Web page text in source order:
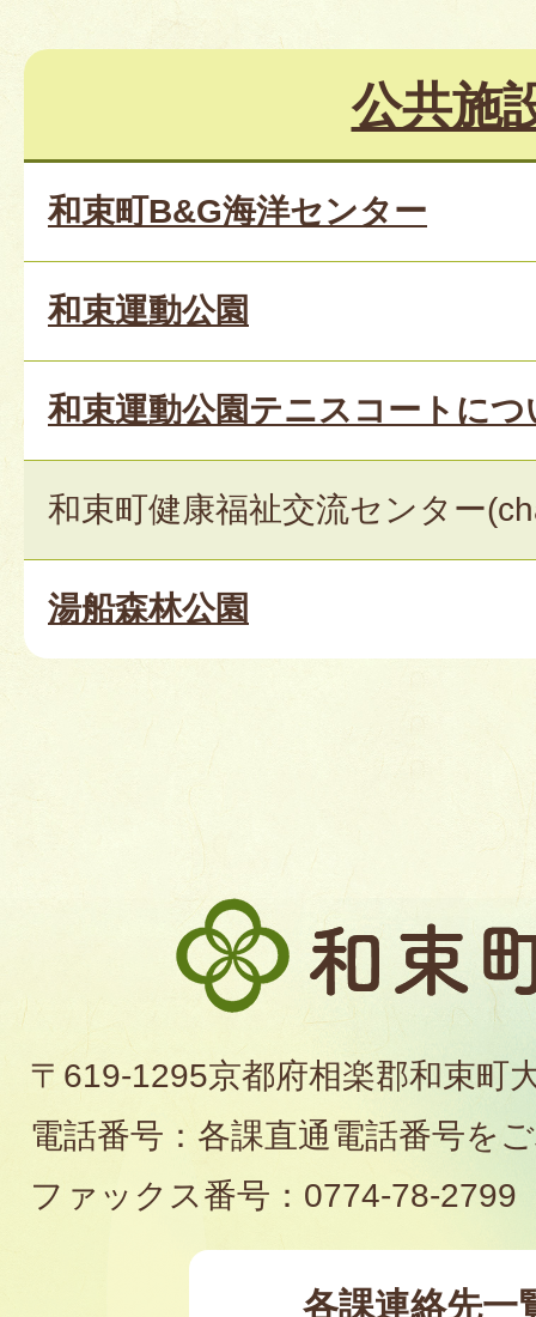
公共施
和束町B&G海洋センター
和束運動公園
和束運動公園テニスコートにつ
和束町健康福祉交流センター
湯船森林公園
和
束
役
場
〒619-1295京都府相楽郡和束町
電話番号：各課直通電話番号を
ファックス番号：0774-78-2799
各課連絡先一